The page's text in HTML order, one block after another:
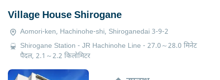
Village House Shirogane
Aomori-ken, Hachinohe-shi, Shiroganedai 3-9-2
Shirogane Station - JR Hachinohe Line - 27.0～28.0 मिनेट
पैदल, 2.1～2.2 किलोमिटर